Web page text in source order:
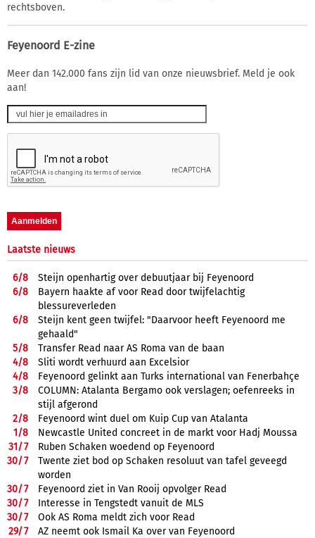
rechtsboven.
Feyenoord E-zine
Meer dan 142.000 fans zijn lid van onze nieuwsbrief. Meld je ook
aan!
Laatste nieuws
6/8
Steijn openhartig over debuutjaar bij Feyenoord
6/8
Bayern haakte af voor Read door twijfelachtig
blessureverleden
6/8
Steijn kent geen twijfel: "Daarvoor heeft Feyenoord me
gehaald"
5/8
Transfer Read naar AS Roma van de baan
4/8
Sliti wordt verhuurd aan Excelsior
4/8
Feyenoord gelinkt aan Turks international van Fenerbahçe
3/8
COLUMN: Atalanta Bergamo ook verslagen; oefenreeks in
stijl afgerond
2/8
Feyenoord wint duel om Kuip Cup van Atalanta
1/8
Newcastle United concreet in de markt voor Hadj Moussa
31/7
Ruben Schaken woedend op Feyenoord
30/7
Twente ziet bod op Schaken resoluut van tafel geveegd
worden
30/7
Feyenoord ziet in Van Rooij opvolger Read
30/7
Interesse in Tengstedt vanuit de MLS
30/7
Ook AS Roma meldt zich voor Read
29/7
AZ neemt ook Ismail Ka over van Feyenoord